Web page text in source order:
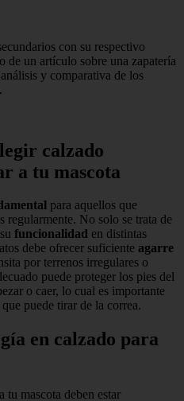
con su respectivo
de un artículo sobre una zapatería
y comparativa de los
calzado
a tu mascota
para aquellos que
regularmente. No solo se trata de
funcionalidad en distintas
debe ofrecer suficiente agarre
por terrenos irregulares o
puede proteger los pies del
o caer, lo cual es importante
puede tirar de la correa.
en calzado para
tu mascota deben estar